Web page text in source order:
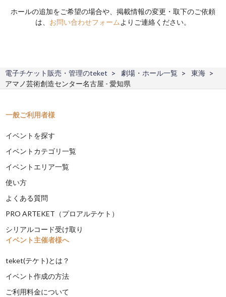
ホールの追加をご希望の場合や、掲載情報の変更・取下のご依頼
は、 お問い合わせフォームよりご連絡ください。
電子チケット販売・管理のteket 劇場・ホール一覧
東海
アマノ芸術創造センター名古屋 - 愛知県
一般ご利用者様
イベントを探す
イベントカテゴリ一覧
イベントエリア一覧
使い方
よくある質問
PRO ARTEKET（プロアルテケト）
シリアルコード受け取り
イベント主催者様へ
teket(テケト)とは？
イベント作成の方法
ご利用料金について